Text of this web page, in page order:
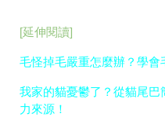
[延伸閱讀]
毛怪掉毛嚴重怎麼辦？學會
我家的貓憂鬱了？從貓尾
力來源！